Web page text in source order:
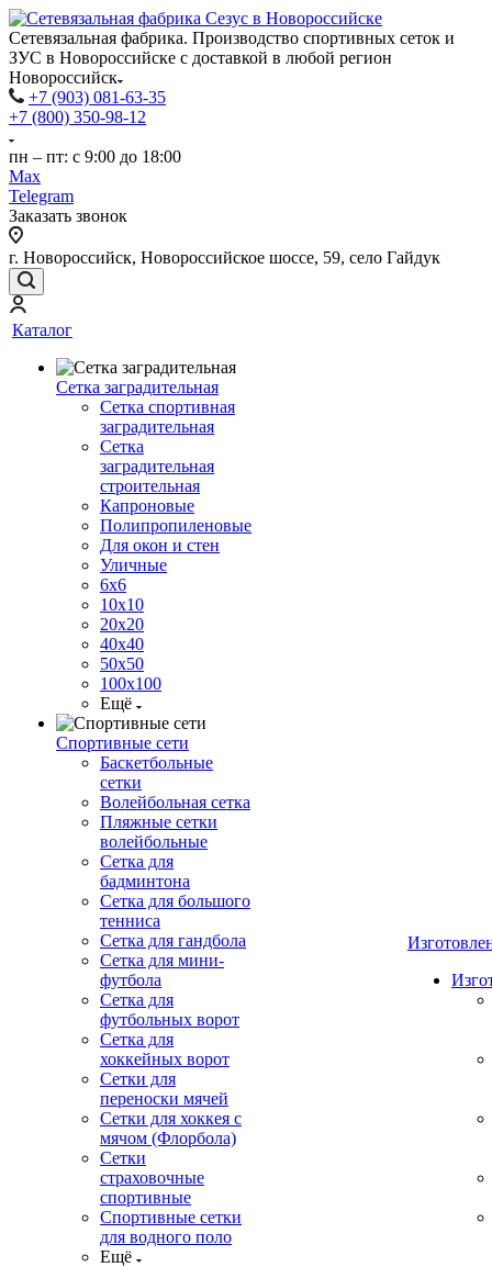
Сетевязальная фабрика. Производство спортивных сеток и
ЗУС в Новороссийске с доставкой в любой регион
Новороссийск
+7 (903) 081-63-35
+7 (800) 350-98-12
пн – пт: с 9:00 до 18:00
Max
Telegram
Заказать звонок
г. Новороссийск, Новороссийское шоссе, 59, село Гайдук
Каталог
Сетка заградительная
Сетка спортивная
заградительная
Сетка
заградительная
строительная
Капроновые
Полипропиленовые
Для окон и стен
Уличные
6х6
10х10
20х20
40х40
50х50
100х100
Ещё
Спортивные сети
Баскетбольные
сетки
Волейбольная сетка
Пляжные сетки
волейбольные
Сетка для
бадминтона
Сетка для большого
тенниса
Сетка для гандбола
Сетка для мини-
футбола
Сетка для
футбольных ворот
Сетка для
хоккейных ворот
Сетки для
переноски мячей
Сетки для хоккея с
мячом (Флорбола)
Сетки
страховочные
спортивные
Спортивные сетки
для водного поло
Ещё